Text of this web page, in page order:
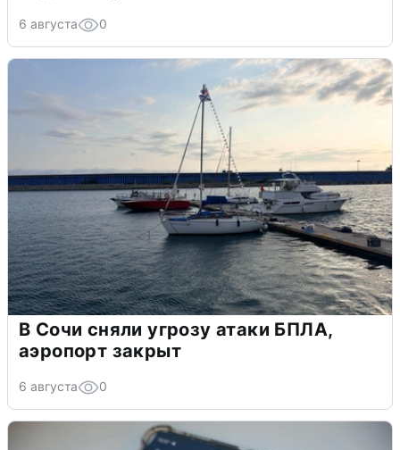
6 августа 0
В Сочи сняли угрозу атаки БПЛА,
аэропорт закрыт
6 августа 0